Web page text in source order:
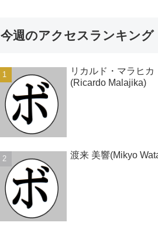
今週のアクセスランキング
リカルド・マラヒカ
(Ricardo Malajika)
渡来 美響(Mikyo